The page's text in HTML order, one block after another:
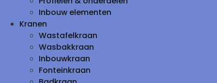
Inbouw elementen
Kranen
Wastafelkraan
Wasbakkraan
Inbouwkraan
Fonteinkraan